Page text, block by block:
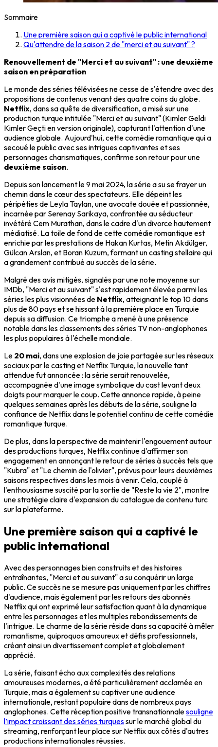
Sommaire
Une première saison qui a captivé le public international
Qu'attendre de la saison 2 de "merci et au suivant" ?
Renouvellement de "Merci et au suivant" : une deuxième
saison en préparation
Le monde des séries télévisées ne cesse de s'étendre avec des
propositions de contenus venant des quatre coins du globe.
Netflix, dans sa quête de diversification, a misé sur une
production turque intitulée "Merci et au suivant" (Kimler Geldi
Kimler Geçti en version originale), capturant l'attention d'une
audience globale. Aujourd'hui, cette comédie romantique qui a
secoué le public avec ses intrigues captivantes et ses
personnages charismatiques, confirme son retour pour une
deuxième saison.
Depuis son lancement le 9 mai 2024, la série a su se frayer un
chemin dans le cœur des spectateurs. Elle dépeint les
péripéties de Leyla Taylan, une avocate douée et passionnée,
incarnée par Serenay Sarikaya, confrontée au séducteur
invétéré Cem Murathan, dans le cadre d'un divorce hautement
médiatisé. La toile de fond de cette comédie romantique est
enrichie par les prestations de Hakan Kurtas, Metin Akdülger,
Gülcan Arslan, et Boran Kuzum, formant un casting stellaire qui
a grandement contribué au succès de la série.
Malgré des avis mitigés, signalés par une note moyenne sur
IMDb, "Merci et au suivant" s'est rapidement élevée parmi les
séries les plus visionnées de Netflix, atteignant le top 10 dans
plus de 80 pays et se hissant à la première place en Turquie
depuis sa diffusion. Ce triomphe a mené à une présence
notable dans les classements des séries TV non-anglophones
les plus populaires à l'échelle mondiale.
Le 20 mai, dans une explosion de joie partagée sur les réseaux
sociaux par le casting et Netflix Turquie, la nouvelle tant
attendue fut annoncée : la série serait renouvelée,
accompagnée d'une image symbolique du cast levant deux
doigts pour marquer le coup. Cette annonce rapide, à peine
quelques semaines après les débuts de la série, souligne la
confiance de Netflix dans le potentiel continu de cette comédie
romantique turque.
De plus, dans la perspective de maintenir l'engouement autour
des productions turques, Netflix continue d'affirmer son
engagement en annonçant le retour de séries à succès tels que
"Kubra" et "Le chemin de l'olivier", prévus pour leurs deuxièmes
saisons respectives dans les mois à venir. Cela, couplé à
l'enthousiasme suscité par la sortie de "Reste la vie 2", montre
une stratégie claire d'expansion du catalogue de contenu turc
sur la plateforme.
Une première saison qui a captivé le
public international
Avec des personnages bien construits et des histoires
entraînantes, "Merci et au suivant" a su conquérir un large
public. Ce succès ne se mesure pas uniquement par les chiffres
d'audience, mais également par les retours des abonnés
Netflix qui ont exprimé leur satisfaction quant à la dynamique
entre les personnages et les multiples rebondissements de
l'intrigue. Le charme de la série réside dans sa capacité à mêler
romantisme, quiproquos amoureux et défis professionnels,
créant ainsi un divertissement complet et globalement
apprécié.
La série, faisant écho aux complexités des relations
amoureuses modernes, a été particulièrement acclamée en
Turquie, mais a également su captiver une audience
internationale, restant populaire dans de nombreux pays
anglophones. Cette réception positive transnationnalesouligne
l’impact croissant des séries turquessur le marché global du
streaming, renforçant leur place sur Netflix aux côtés d'autres
productions internationales réussies.